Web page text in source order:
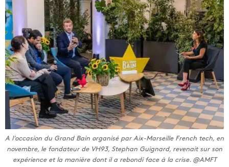
A l’occasion du Grand Bain organisé par Aix-Marseille French tech, en
novembre, le fondateur de VH93, Stephan Guignard, revenait sur son
expérience et la manière dont il a rebondi face à la crise. @AMFT